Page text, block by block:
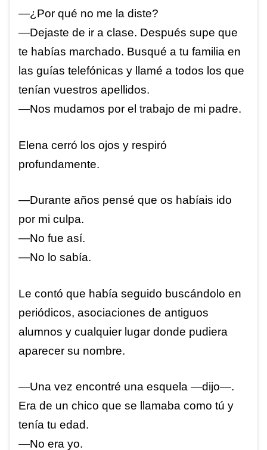
—¿Por qué no me la diste?
—Dejaste de ir a clase. Después supe que
te habías marchado. Busqué a tu familia en
las guías telefónicas y llamé a todos los que
tenían vuestros apellidos.
—Nos mudamos por el trabajo de mi padre.
Elena cerró los ojos y respiró
profundamente.
—Durante años pensé que os habíais ido
por mi culpa.
—No fue así.
—No lo sabía.
Le contó que había seguido buscándolo en
periódicos, asociaciones de antiguos
alumnos y cualquier lugar donde pudiera
aparecer su nombre.
—Una vez encontré una esquela —dijo—.
Era de un chico que se llamaba como tú y
tenía tu edad.
—No era yo.